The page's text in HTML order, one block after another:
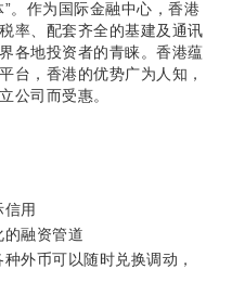
。作为国际金融中心，香港
率、配套齐全的基建及通讯
各地投资者的青睐。香港蕴
台，香港的优势广为人知，
公司而受惠。
用
融资管道
外币可以随时兑换调动，